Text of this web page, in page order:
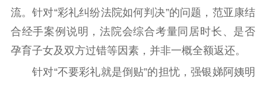
流。针对“彩礼纠纷法院如何判决”的问题，范亚康结
合经手案例说明，法院会综合考量同居时长、是否
孕育子女及双方过错等因素，并非一概全额返还。
针对“不要彩礼就是倒贴”的担忧，强银娣阿姨明